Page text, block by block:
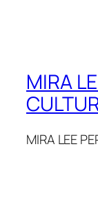
MIRA
MIRA LEE